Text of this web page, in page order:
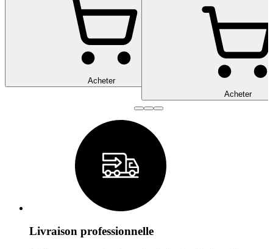
Acheter
Acheter
Livraison professionnelle